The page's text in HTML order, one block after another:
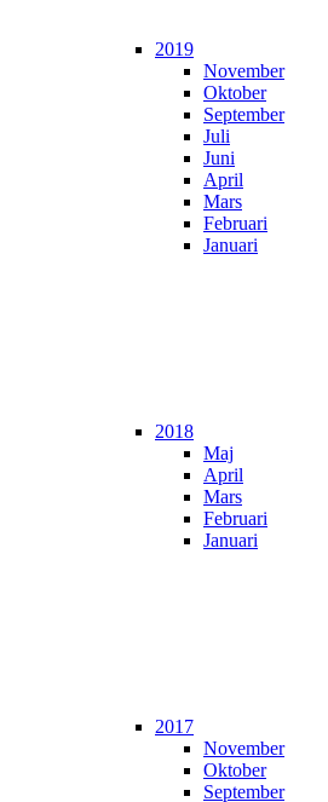
2019
November
Oktober
September
Juli
Juni
April
Mars
Februari
Januari
2018
Maj
April
Mars
Februari
Januari
2017
November
Oktober
September